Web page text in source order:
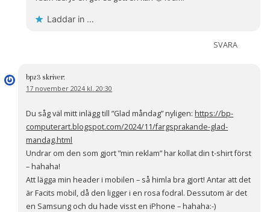
Laddar in …
SVARA
bpz3 skriver:
17 november 2024 kl. 20:30
Du såg väl mitt inlägg till ”Glad måndag” nyligen:https://bp-
computerart.blogspot.com/2024/11/fargsprakande-glad-
mandag.html
Undrar om den som gjort ”min reklam” har kollat din t-shirt först
– hahaha!
Att lägga min header i mobilen – så himla bra gjort! Antar att det
är Facits mobil, då den ligger i en rosa fodral. Dessutom är det
en Samsung och du hade visst en iPhone – hahaha:-)